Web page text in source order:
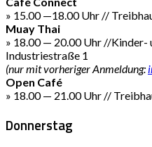
» 15.00 —18.00 Uhr //
Muay Thai
» 18.00 — 20.00 Uhr //Kinder-
Industriestraße 1
(nur mit vorheriger Anmeldung:
Open Café
» 18.00 — 21.00 Uhr //
Donnerstag